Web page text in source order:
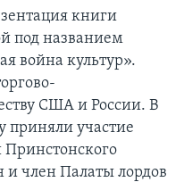
книги
под названием
война культур».
США и России. В
приняли участие
и член Палаты лордов